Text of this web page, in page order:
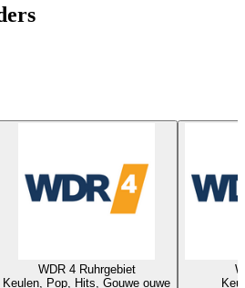
WDR 4 Ruhrgebiet
Keulen, Pop, Hits, Gouwe ouwe